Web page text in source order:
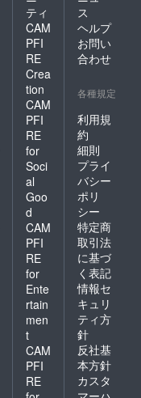
ティ
CAM
PFI
RE
Crea
tion
CAM
PFI
RE
for
Soci
al
Goo
d
CAM
PFI
RE
for
Ente
rtain
men
t
CAM
PFI
RE
ス
ヘルプ
お問い
合わせ
各種規定
利用規
約
細則
プライ
バシー
ポリ
シー
特定商
取引法
に基づ
く表記
情報セ
キュリ
ティ方
針
反社基
本方針
カスタ